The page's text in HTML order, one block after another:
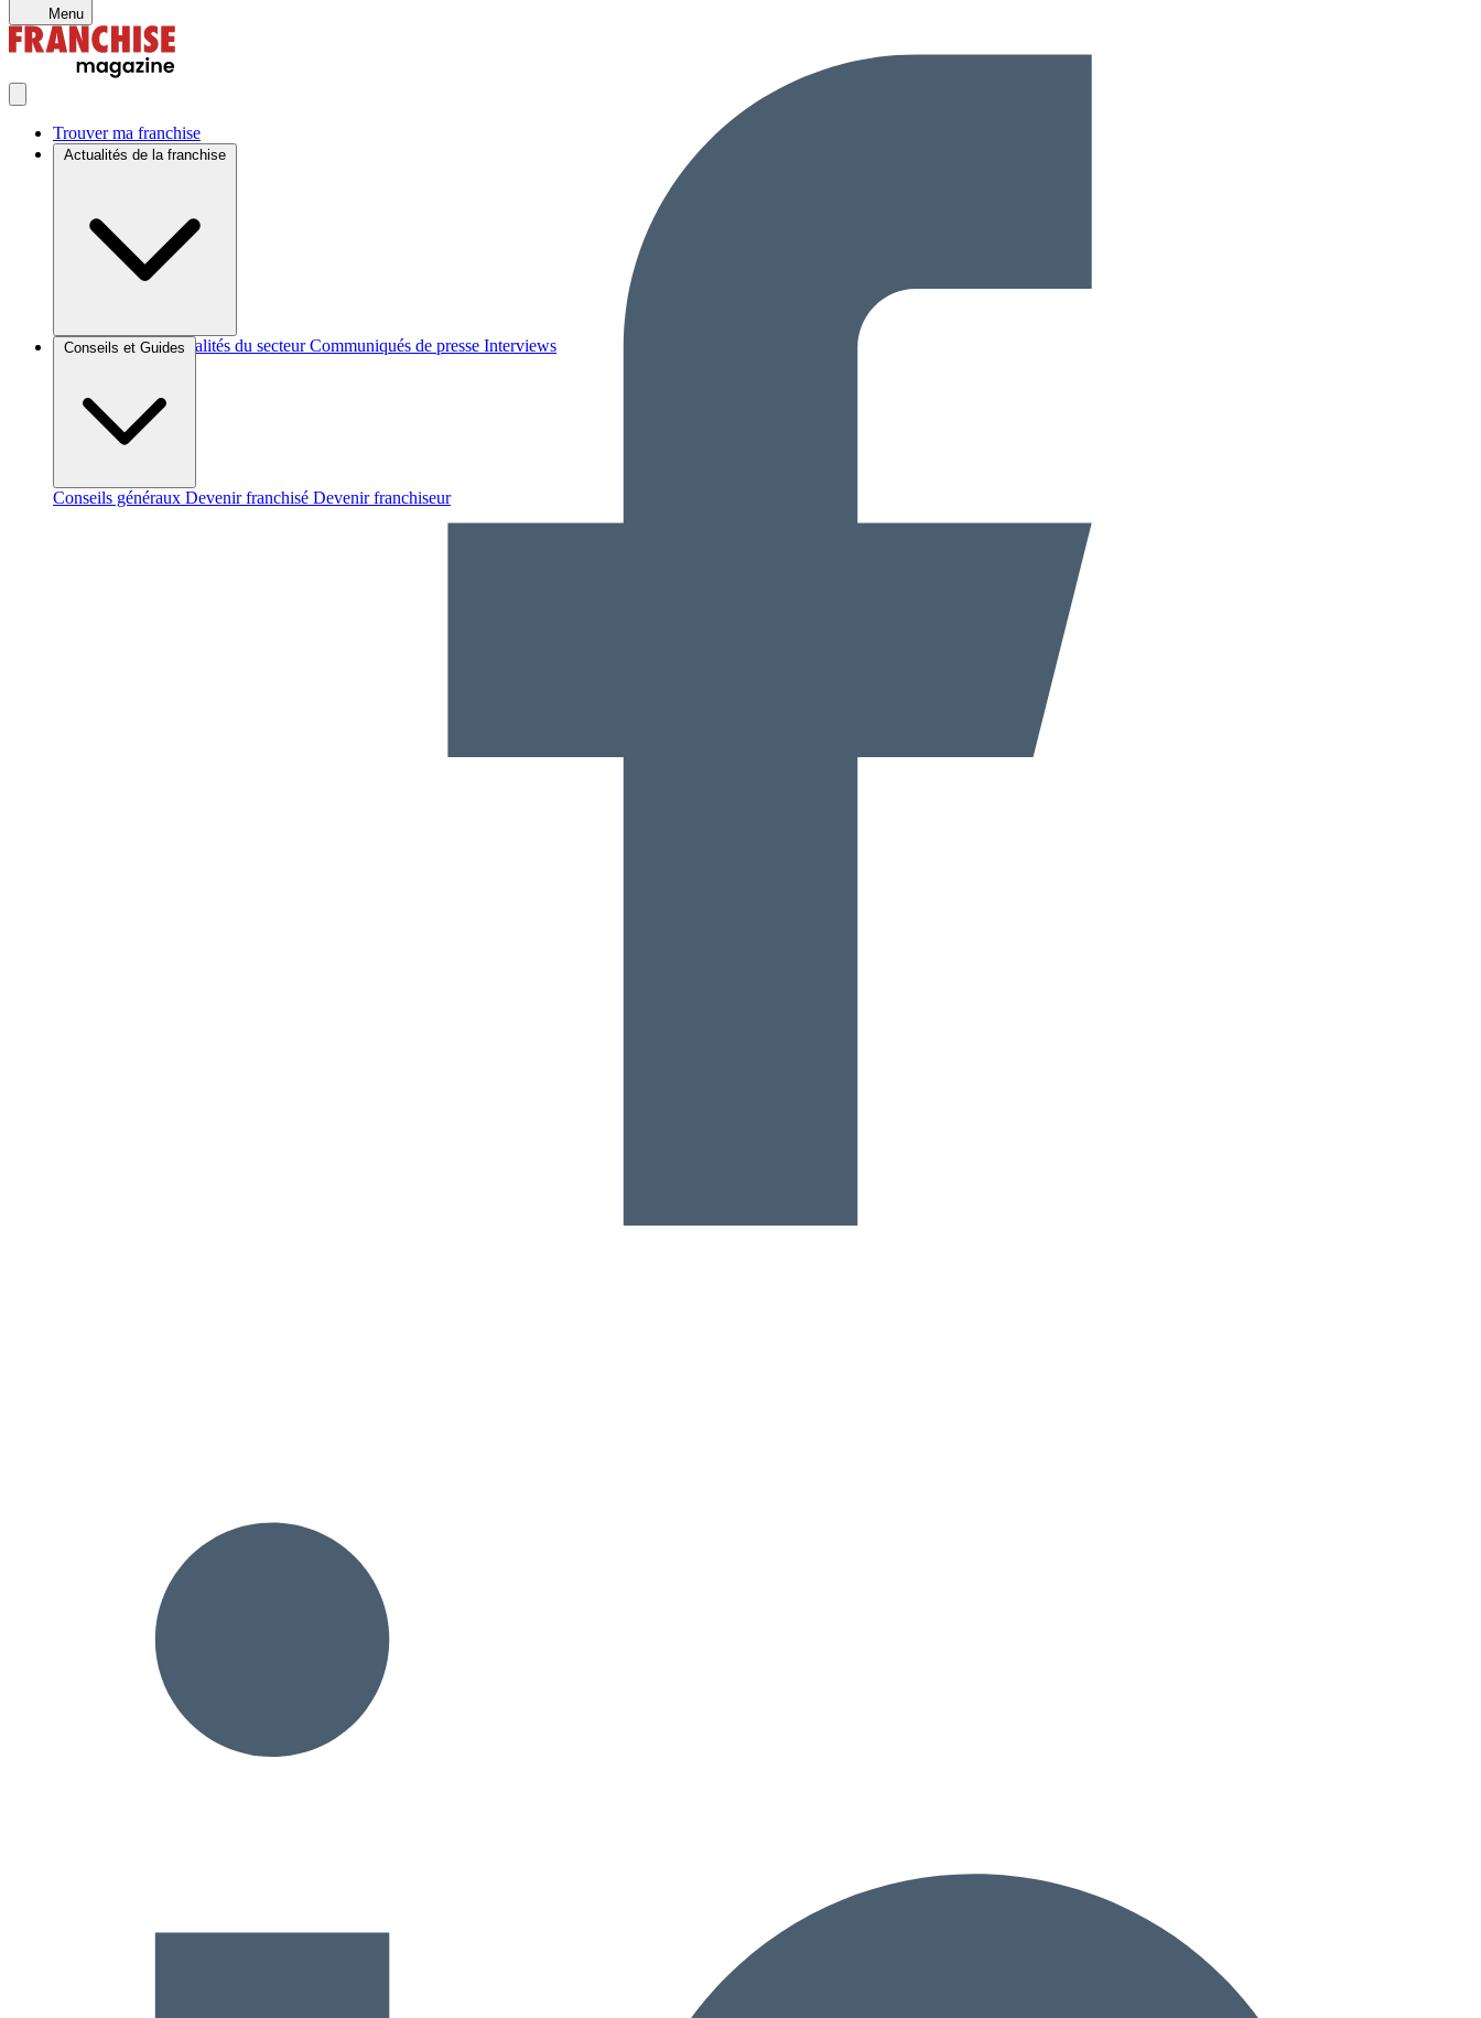
Menu
Trouver ma franchise
Actualités de la franchise
Brèves et actus Actualités du secteur Communiqués de presse Interviews
Conseils et Guides
Conseils généraux Devenir franchisé Devenir franchiseur